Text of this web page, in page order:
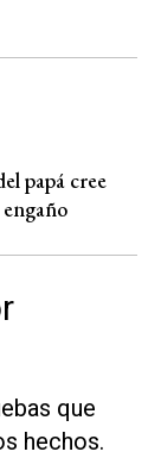
papá cree
que
hechos.